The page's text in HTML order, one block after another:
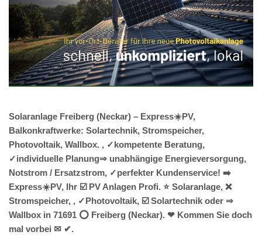
Solaranlage Freiberg (Neckar) – Express☀️PV,
Balkonkraftwerke: Solartechnik, Stromspeicher,
Photovoltaik, Wallbox. , ✓kompetente Beratung,
✓individuelle Planung⇒ unabhängige Energieversorgung,
Notstrom / Ersatzstrom, ✓perfekter Kundenservice! ➡️
Express☀️PV️, Ihr ☑️ PV Anlagen Profi. ⭐ Solaranlage, ❌
Stromspeicher, , ✓Photovoltaik, ☑️ Solartechnik oder ⇒
Wallbox in 71691 ⭕ Freiberg (Neckar). ❤ Kommen Sie doch
mal vorbei ✉ ✔.